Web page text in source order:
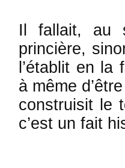
Il fallait, au
princière,
l’établit en la
à même
construisit le
c’est un fait